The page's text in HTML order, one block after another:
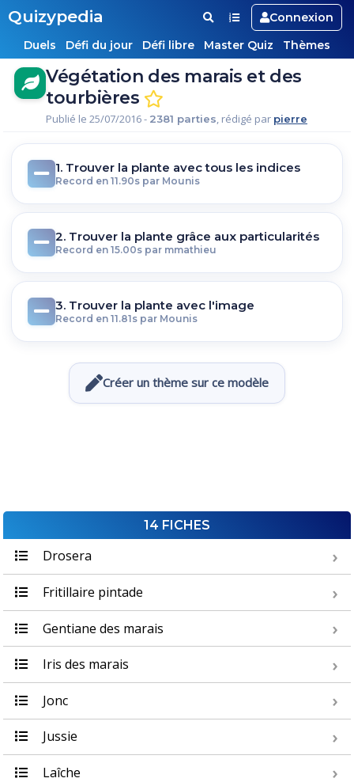
Quizypedia
Connexion
Duels
Défi du jour Défi libre Master Quiz Thèmes
Végétation des marais et des
tourbières
Publié le 25/07/2016 - 2381 parties, rédigé par pierre
1. Trouver la plante avec tous les indices
Record en 11.90s par Mounis
2. Trouver la plante grâce aux particularités
Record en 15.00s par mmathieu
3. Trouver la plante avec l'image
Record en 11.81s par Mounis
Créer un thème sur ce modèle
14 FICHES
Drosera
Fritillaire pintade
Gentiane des marais
Iris des marais
Jonc
Jussie
Laîche